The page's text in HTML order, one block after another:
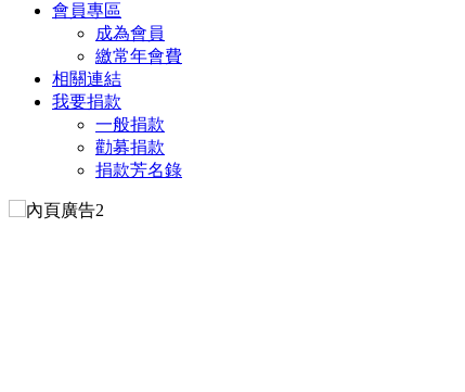
會員專區
成為會員
繳常年會費
相關連結
我要捐款
一般捐款
勸募捐款
捐款芳名錄